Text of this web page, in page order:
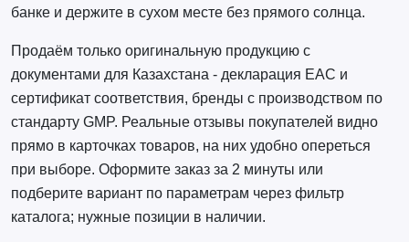
банке и держите в сухом месте без прямого солнца.
Продаём только оригинальную продукцию с
документами для Казахстана - декларация EAC и
сертификат соответствия, бренды с производством по
стандарту GMP. Реальные отзывы покупателей видно
прямо в карточках товаров, на них удобно опереться
при выборе. Оформите заказ за 2 минуты или
подберите вариант по параметрам через фильтр
каталога; нужные позиции в наличии.